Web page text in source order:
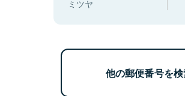
ミツヤ
他の郵便番号を